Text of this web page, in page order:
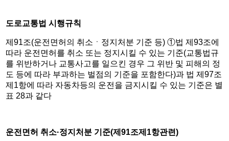
도로교통법 시행규칙
제91조(운전면허의 취소ㆍ정지처분 기준 등) ①법 제93조에
따라 운전면허를 취소 또는 정지시킬 수 있는 기준(교통법규
를 위반하거나 교통사고를 일으킨 경우 그 위반 및 피해의 정
도 등에 따라 부과하는 벌점의 기준을 포함한다)과 법 제97조
제1항에 따라 자동차등의 운전을 금지시킬 수 있는 기준은 별
표 28과 같다
운전면허 취소·정지처분 기준(제 91조제 1항관련)